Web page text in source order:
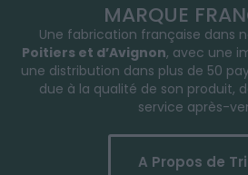
MARQUE
Une fabrication française dans
Poitiers et d’Avignon, avec une
une distribution dans plus de 50
due à la qualité de son produit,
service après-
A Propos de